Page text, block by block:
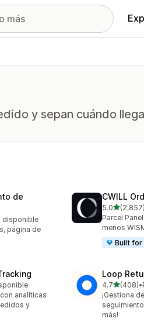
y sepan cuándo
de
disponible
página de
CWILL
5.0de 5(2,857)
2857
Parcel
menos
Built for
analíticas
y
Loop
4.7de 5(408)
408 •
¡Gestiona
más!